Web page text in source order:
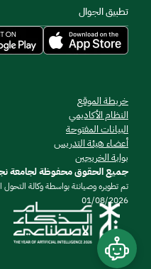
تطبيق الجوال
خريطة الموقع
النظام الأكاديمي
البيانات المفتوحة
أعضاء هيئة التدريس
بوابة الخريجين
جميع الحقوق محفوظة لجامعة
تم تطويره وصيانتة بواسطة وكالة التحول
01/08/2026